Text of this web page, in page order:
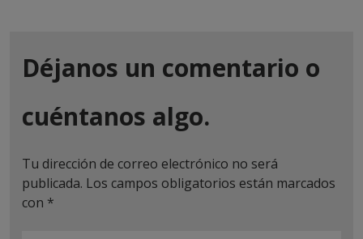
Déjanos un comentario o
cuéntanos algo.
Tu dirección de correo electrónico no será
publicada. Los campos obligatorios están marcados
con *